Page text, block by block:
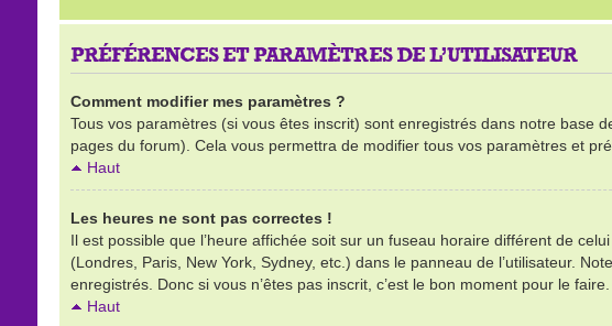
PRÉFÉRENCES ET PARAMÈTRES DE L’UTILISATEUR
Comment modifier mes paramètres ?
Tous vos paramètres (si vous êtes inscrit) sont enregistrés dans notre base
pages du forum). Cela vous permettra de modifier tous vos paramètres et
Haut
Les heures ne sont pas correctes !
Il est possible que l’heure affichée soit sur un fuseau horaire différent de
(Londres, Paris, New York, Sydney, etc.) dans le panneau de l’utilisateur.
enregistrés. Donc si vous n’êtes pas inscrit, c’est le bon moment pour le faire.
Haut